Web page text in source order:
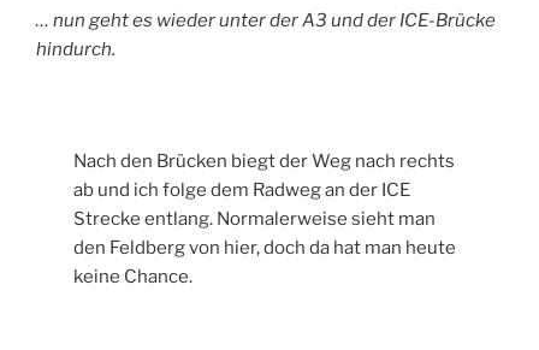
… nun geht es wieder unter der A3 und der ICE-Brücke
hindurch.
Nach den Brücken biegt der Weg nach rechts
ab und ich folge dem Radweg an der ICE
Strecke entlang. Normalerweise sieht man
den Feldberg von hier, doch da hat man heute
keine Chance.